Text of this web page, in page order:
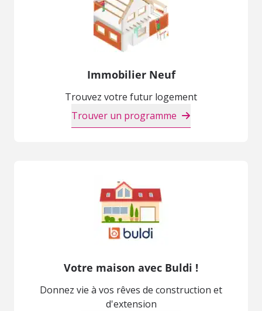
Immobilier Neuf
Trouvez votre futur logement
Trouver un programme
Votre maison avec Buldi !
Donnez vie à vos rêves de construction et
d'extension